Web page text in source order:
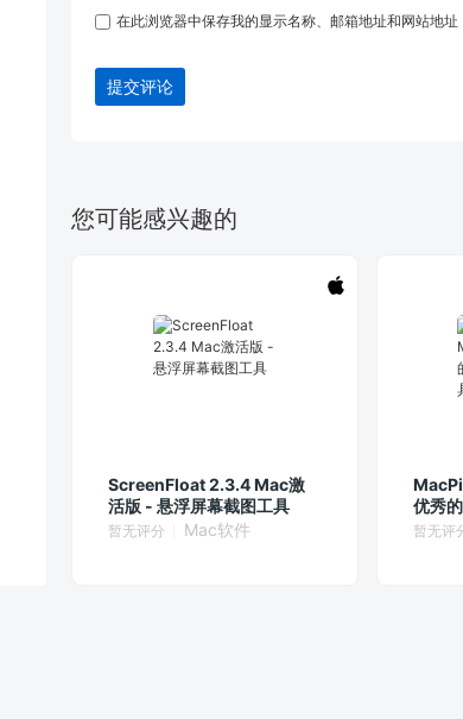
在此浏览器中保存我的显示名称、邮箱地址和网站地址
提交评论
您可能感兴趣的
ScreenFloat 2.3.4 Mac激
活版 - 悬浮屏幕截图工具
暂无评分 Mac软件
优秀
暂无评